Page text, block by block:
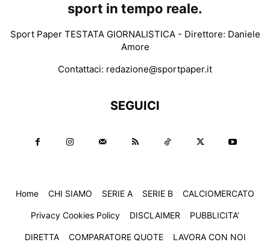
sport in tempo reale.
Sport Paper TESTATA GIORNALISTICA - Direttore: Daniele
Amore
Contattaci: redazione@sportpaper.it
SEGUICI
Home CHI SIAMO SERIE A SERIE B CALCIOMERCATO
Privacy Cookies Policy DISCLAIMER PUBBLICITA’
DIRETTA COMPARATORE QUOTE LAVORA CON NOI